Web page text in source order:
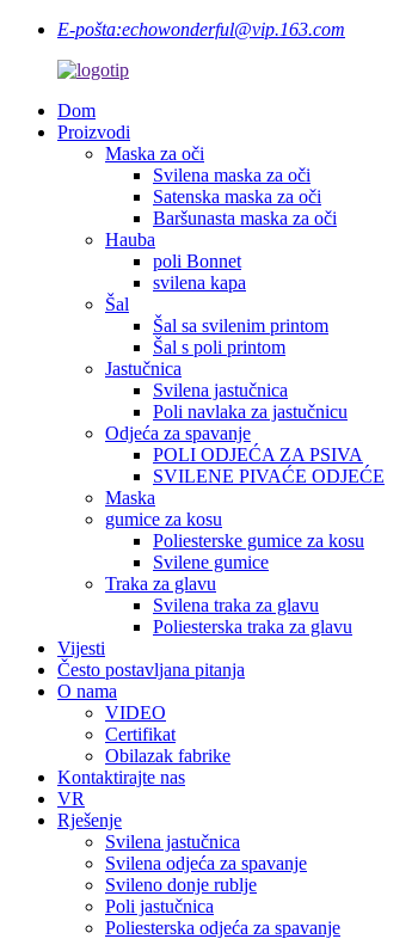
E-pošta:echowonderful@vip.163.com
Dom
Proizvodi
Maska za oči
Svilena maska ​​za oči
Satenska maska ​​za oči
Baršunasta maska ​​za oči
Hauba
poli Bonnet
svilena kapa
Šal
Šal sa svilenim printom
Šal s poli printom
Jastučnica
Svilena jastučnica
Poli navlaka za jastučnicu
Odjeća za spavanje
POLI ODJEĆA ZA PSIVA
SVILENE PIVAĆE ODJEĆE
Maska
gumice za kosu
Poliesterske gumice za kosu
Svilene gumice
Traka za glavu
Svilena traka za glavu
Poliesterska traka za glavu
Vijesti
Često postavljana pitanja
O nama
VIDEO
Certifikat
Obilazak fabrike
Kontaktirajte nas
VR
Rješenje
Svilena jastučnica
Svilena odjeća za spavanje
Svileno donje rublje
Poli jastučnica
Poliesterska odjeća za spavanje